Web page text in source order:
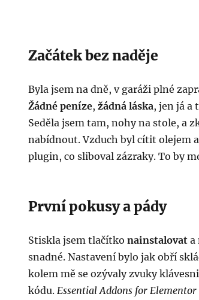
Začátek bez naděje
Byla jsem na dně, v garáži plné
Žádné peníze,žádná láska, jen já a
Seděla jsem tam, nohy na stole, a
nabídnout. Vzduch byl cítit olejem
plugin, co sliboval zázraky. To by
První pokusy a pády
Stiskla jsem tlačítkonainstalovat a
snadné. Nastavení bylo jak obří
kolem mě se ozývaly zvuky
kódu.Essential Addons for